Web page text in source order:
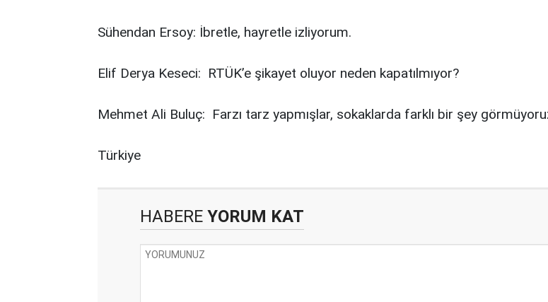
Sühendan Ersoy: İbretle, hayretle izliyorum.
Elif Derya Keseci: RTÜK’e şikayet oluyor neden kapatılmıyor?
Mehmet Ali Buluç: Farzı tarz yapmışlar, sokaklarda farklı bir şey
Türkiye
HABERE YORUM KAT